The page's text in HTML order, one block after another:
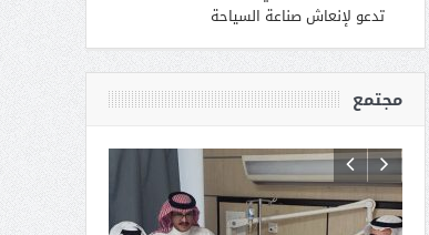
تدعو لإنعاش صناعة السياحة
مجتمع